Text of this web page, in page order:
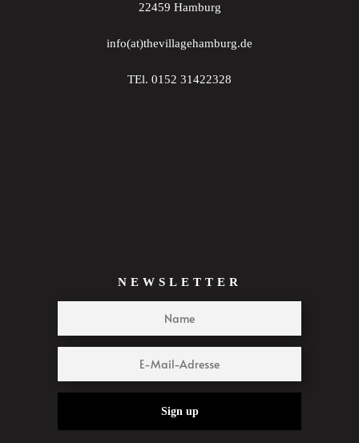
22459 Hamburg
info(at)thevillagehamburg.de
TEl. 0152 31422328
NEWSLETTER
Sign up